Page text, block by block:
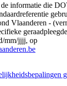
informatie die
Vlaanderen -
mm/jjjj, op